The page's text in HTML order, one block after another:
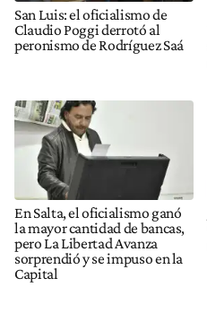
San Luis: el oficialismo de
Claudio Poggi derrotó al
peronismo de Rodríguez Saá
En Salta, el oficialismo ganó
la mayor cantidad de bancas,
pero La Libertad Avanza
sorprendió y se impuso en la
Capital